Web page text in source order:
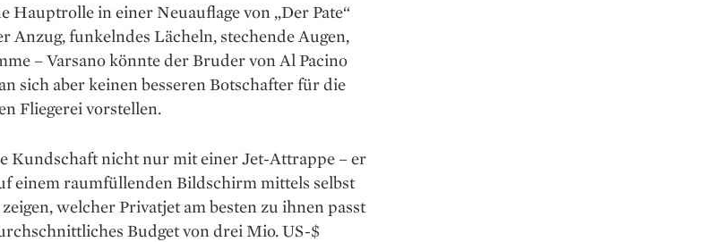
Hauptrolle in einer Neuauflage von „Der Pate“
Anzug, funkelndes Lächeln, stechende Augen,
– Varsano könnte der Bruder von Al Pacino
sich aber keinen besseren Botschafter für die
Fliegerei vorstellen.
­Kund­schaft nicht nur mit einer Jet-­Attrappe – er
einem raumfüllenden Bildschirm mittels selbst
welcher Privatjet am besten zu ihnen passt
Budget von drei Mio. US-$